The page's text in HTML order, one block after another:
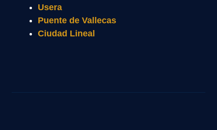
Usera
Puente de Vallecas
Ciudad Lineal